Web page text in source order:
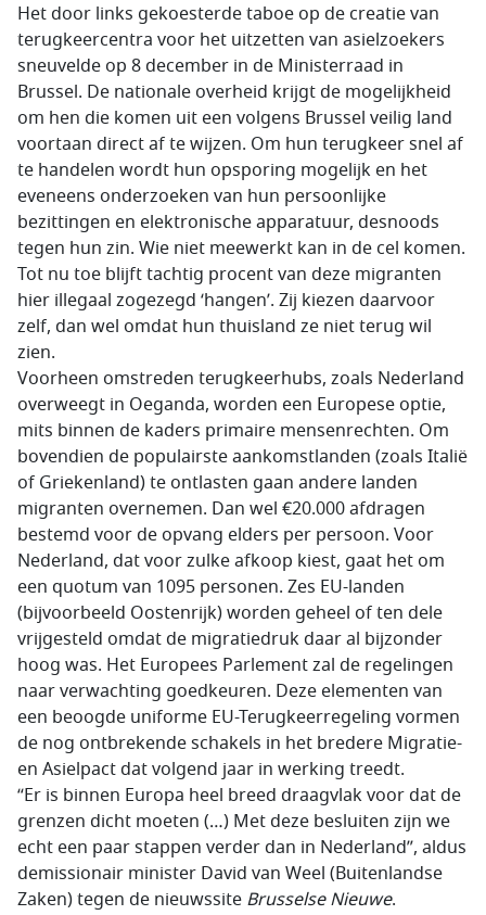
Het door links gekoesterde taboe op de creatie van
terugkeercentra voor het uitzetten van asielzoekers
sneuvelde op 8 december in de Ministerraad in
Brussel. De nationale overheid krijgt de mogelijkheid
om hen die komen uit een volgens Brussel veilig land
voortaan direct af te wijzen. Om hun terugkeer snel af
te handelen wordt hun opsporing mogelijk en het
eveneens onderzoeken van hun persoonlijke
bezittingen en elektronische apparatuur, desnoods
tegen hun zin. Wie niet meewerkt kan in de cel komen.
Tot nu toe blijft tachtig procent van deze migranten
hier illegaal zogezegd ‘hangen’. Zij kiezen daarvoor
zelf, dan wel omdat hun thuisland ze niet terug wil
zien.
Voorheen omstreden terugkeerhubs, zoals Nederland
overweegt in Oeganda, worden een Europese optie,
mits binnen de kaders primaire mensenrechten. Om
bovendien de populairste aankomstlanden (zoals Italië
of Griekenland) te ontlasten gaan andere landen
migranten overnemen. Dan wel €20.000 afdragen
bestemd voor de opvang elders per persoon. Voor
Nederland, dat voor zulke afkoop kiest, gaat het om
een quotum van 1095 personen. Zes EU-landen
(bijvoorbeeld Oostenrijk) worden geheel of ten dele
vrijgesteld omdat de migratiedruk daar al bijzonder
hoog was. Het Europees Parlement zal de regelingen
naar verwachting goedkeuren. Deze elementen van
een beoogde uniforme EU-Terugkeerregeling vormen
de nog ontbrekende schakels in het bredere Migratie-
en Asielpact dat volgend jaar in werking treedt.
“Er is binnen Europa heel breed draagvlak voor dat de
grenzen dicht moeten (…) Met deze besluiten zijn we
echt een paar stappen verder dan in Nederland”, aldus
demissionair minister David van Weel (Buitenlandse
Zaken) tegen de nieuwssite Brusselse Nieuwe.